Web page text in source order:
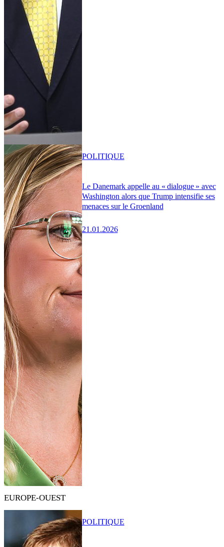
Le Danemark appelle au « dialogue » avec
Washington alors que Trump intensifie ses
menaces sur le Groenland
21.01.2026
POLITIQUE
EUROPE-OUEST
POLITIQUE